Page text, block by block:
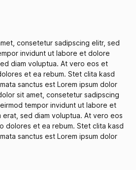
consetetur sadipscing elitr, sed
invidunt ut labore et dolore
diam voluptua. At vero eos et
et ea rebum. Stet clita kasd
sanctus est Lorem ipsum dolor
sit amet, consetetur sadipscing
tempor invidunt ut labore et
erat, sed diam voluptua. At vero eos
dolores et ea rebum. Stet clita kasd
sanctus est Lorem ipsum dolor